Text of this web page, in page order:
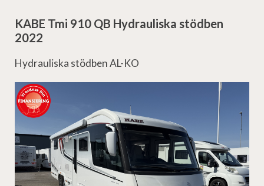
KABE Tmi 910 QB Hydrauliska stödben
2022
Hydrauliska stödben AL-KO